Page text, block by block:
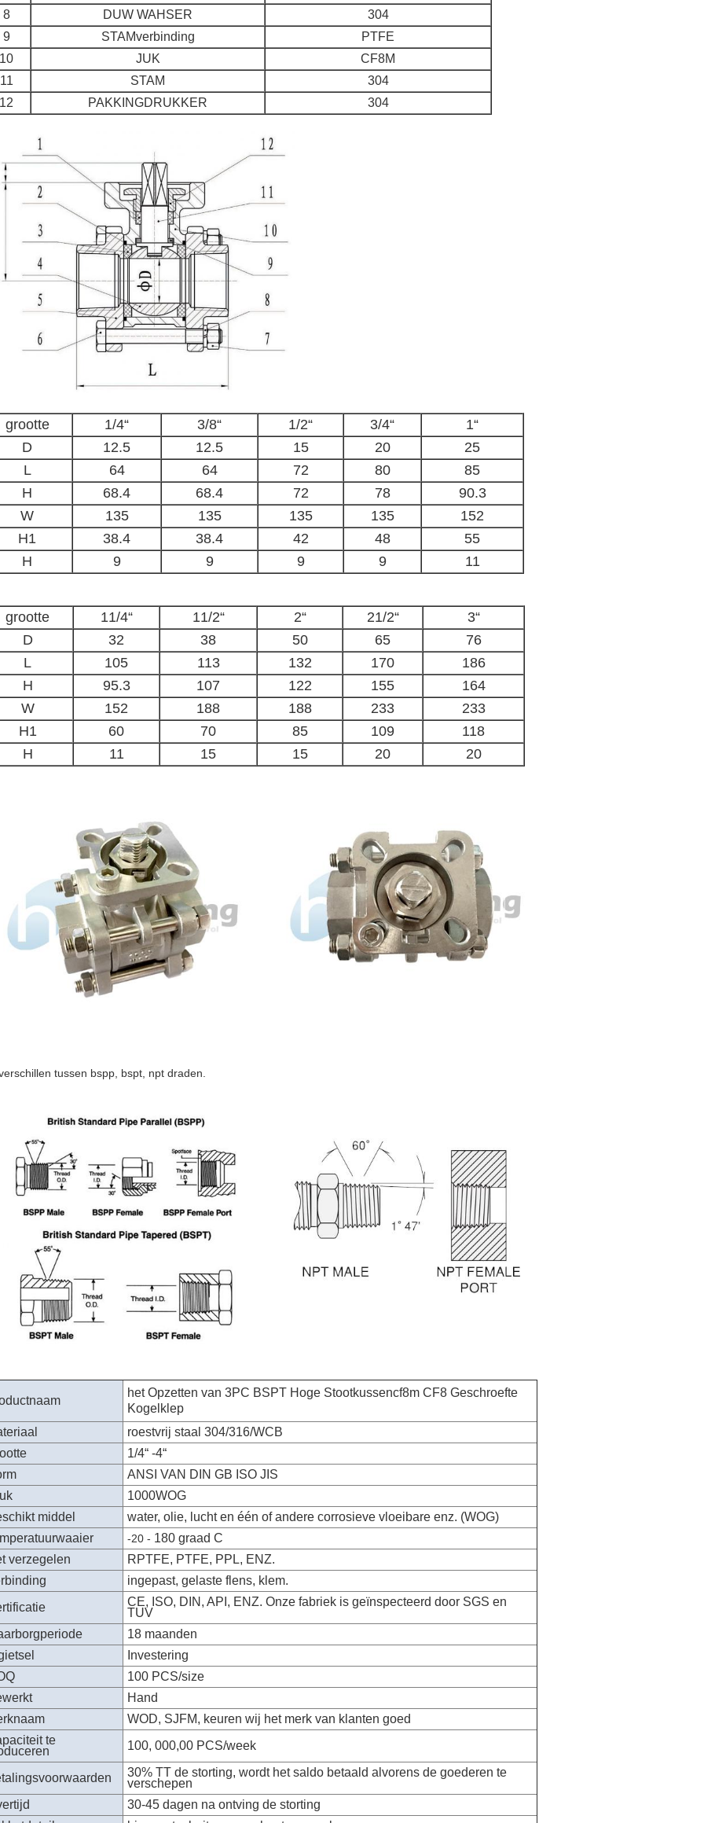
8
DUW WAHSER
304
9
STAMverbinding
PTFE
10
JUK
CF8M
11
STAM
304
12
PAKKINGDRUKKER 304
grootte 1/4“ 3/8“ 1/2“ 3/4“
1“
D
12.5 12.5 15 20
25
L
64 64 72 80
85
H
68.4 68.4 72 78
90.3
W
135 135 135 135
152
H1
38.4 38.4 42 48
55
H
9 9 9 9 11
grootte 11/4“ 11/2“ 2“ 21/2“
3“
D
32 38 50 65
76
L
105 113 132 170
186
H
95.3 107 122 155
164
W
152 188 188 233
233
H1
60 70 85 109
118
H
11 15 15 20 20
tussen bspp, bspt, npt draden.
het Opzetten van 3PC BSPT Hoge Stootkussencf8m CF8 Geschroefte
Kogelklep
roestvrij staal 304/316/WCB
1/4“ -4“
ANSI VAN DIN GB ISO JIS
1000WOG
middel
water, olie, lucht en één of andere corrosieve vloeibare enz. (WOG)
-20 - 180 graad C
verzegelen
RPTFE, PTFE, PPL, ENZ.
ingepast, gelaste flens, klem.
CE, ISO, DIN, API, ENZ. Onze fabriek is geïnspecteerd door SGS en
TUV
18 maanden
Investering
100 PCS/size
Hand
WOD, SJFM, keuren wij het merk van klanten goed
te
100, 000,00 PCS/week
30% TT de storting, wordt het saldo betaald alvorens de goederen te
verschepen
30-45 dagen na ontving de storting